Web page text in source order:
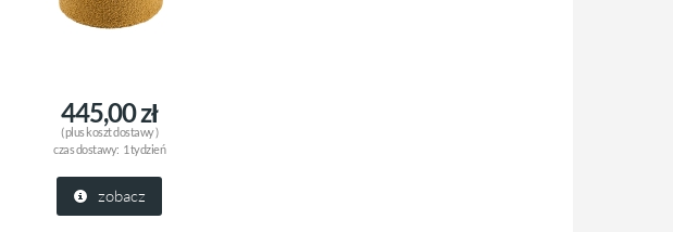
445,00 zł
( plus koszt dostawy)
czas dostawy: 1 tydzień
zobacz